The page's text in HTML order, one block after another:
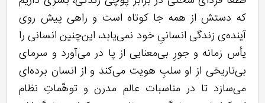
که دستش از همه جا کوتاه است و راهی پیش روی
آینده‌ی زندگی انسانیِ خود نمی‌یابد، این‌چنین انسانی را
یأس زمانه و جورِ بی‌معنایی از پا در می‌آورد و سرمای
بی‌تاریخی از او سلبِ هویت می‌کند و از انسان برده‌ای
می‌سازد تا در مناسبات عالم مدرن و توهّماتِ نظام